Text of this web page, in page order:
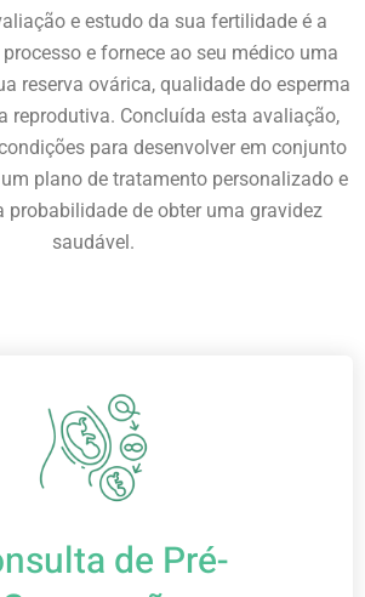
e estudo da sua fertilidade é a
e fornece ao seu médico uma
reserva ovárica, qualidade do esperma
reprodutiva. Concluída esta avaliação,
para desenvolver em conjunto
plano de tratamento personalizado e
probabilidade de obter uma gravidez
saudável.
de Pré-